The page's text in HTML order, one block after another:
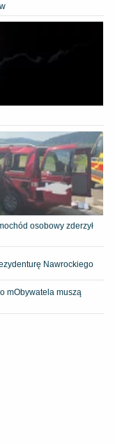
osobowy zderzył
Nawrockiego
mObywatela muszą